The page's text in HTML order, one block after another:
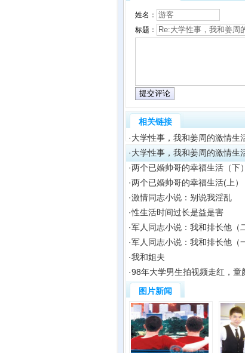
姓名：
标题：
相关链接
·大学性事，我和姜周的激情生
·大学性事，我和姜周的激情生
·两个已婚帅哥的幸福生活（下）
·两个已婚帅哥的幸福生活(上）
·激情同志小说：别说我淫乱
·性生活时间过长是益是害
·军人同志小说：我和排长他（
·军人同志小说：我和排长他（
·我和姐夫
·98年大学男生拍视频走红，童
图片新闻